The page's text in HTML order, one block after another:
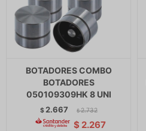
BOTADORES COMBO
BOTADORES
050109309HK 8 UNI
$ 2.667 $ 2.732
$ 2.267